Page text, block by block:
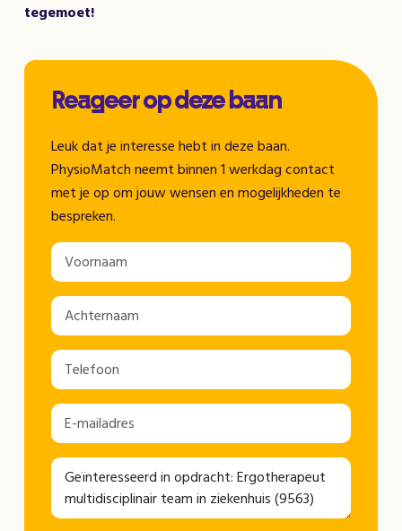
tegemoet!
Reageer op deze baan
Leuk dat je interesse hebt in deze baan.
PhysioMatch neemt binnen 1 werkdag contact
met je op om jouw wensen en mogelijkheden te
bespreken.